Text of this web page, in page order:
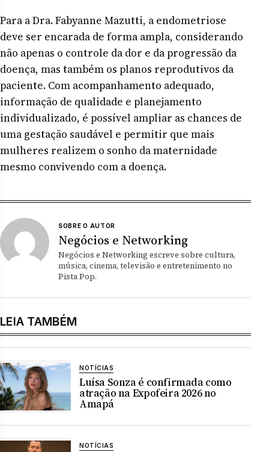
Para a Dra. Fabyanne Mazutti, a endometriose
deve ser encarada de forma ampla, considerando
não apenas o controle da dor e da progressão da
doença, mas também os planos reprodutivos da
paciente. Com acompanhamento adequado,
informação de qualidade e planejamento
individualizado, é possível ampliar as chances de
uma gestação saudável e permitir que mais
mulheres realizem o sonho da maternidade
mesmo convivendo com a doença.
SOBRE O AUTOR
Negócios e Networking
Negócios e Networking escreve sobre cultura,
música, cinema, televisão e entretenimento no
Pista Pop.
LEIA TAMBÉM
NOTÍCIAS
Luísa Sonza é confirmada como
atração na Expofeira 2026 no
Amapá
NOTÍCIAS